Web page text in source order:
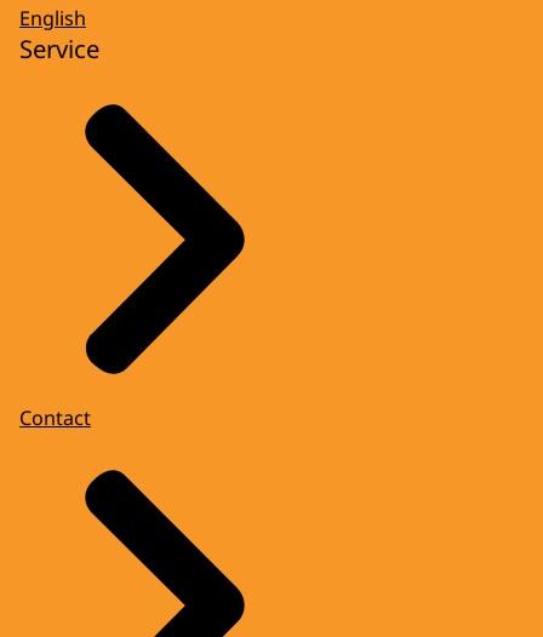
English
Service
Contact